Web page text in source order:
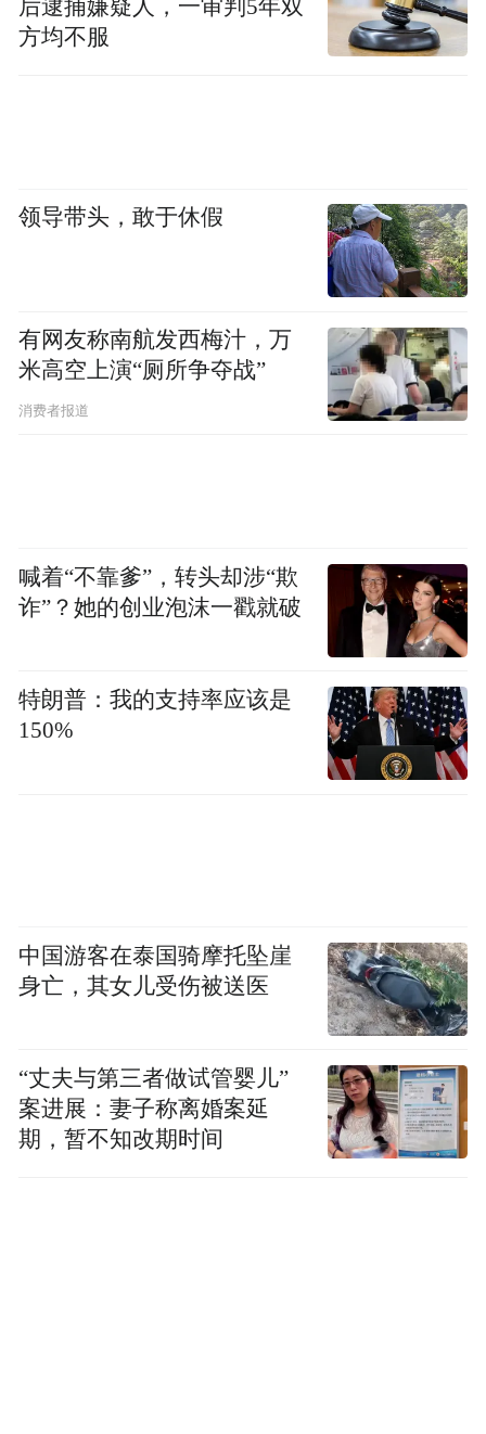
后逮捕嫌疑人，一审判5年双
方均不服
领导带头，敢于休假
有网友称南航发西梅汁，万
米高空上演“厕所争夺战”
消费者报道
喊着“不靠爹”，转头却涉“欺
诈”？她的创业泡沫一戳就破
特朗普：我的支持率应该是
150%
中国游客在泰国骑摩托坠崖
身亡，其女儿受伤被送医
“丈夫与第三者做试管婴儿”
案进展：妻子称离婚案延
期，暂不知改期时间